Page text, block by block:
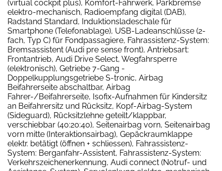
(virtual cockpit plus), Komfort-Fahrwerk, Parkbremse
elektro-mechanisch, Radioempfang digital (DAB),
Radstand Standard, Induktionsladeschale für
Smartphone (Telefonablage), USB-Ladeanschlüsse (2-
fach, Typ C) für Fondpassagiere, Fahrassistenz-System:
Bremsassistent (Audi pre sense front), Antriebsart:
Frontantrieb, Audi Drive Select, Wegfahrsperre
(elektronisch), Getriebe 7-Gang -
Doppelkupplungsgetriebe S-tronic, Airbag
Beifahrerseite abschaltbar, Airbag
Fahrer-/Beifahrerseite, Isofix-Aufnahmen für Kindersitz
an Beifahrersitz und Rücksitz, Kopf-Airbag-System
(Sideguard), Rücksitzlehne geteilt/klappbar,
verschiebbar (40:20:40), Seitenairbag vorn, Seitenairbag
vorn mitte (Interaktionsairbag), Gepäckraumklappe
elektr. betätigt (öffnen + schliessen), Fahrassistenz-
System: Berganfahr-Assistent, Fahrassistenz-System:
Verkehrszeichenerkennung, Audi connect (Notruf- und